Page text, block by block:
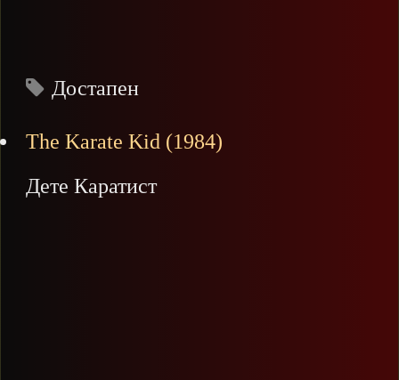
Достапен
The Karate Kid (1984)
Дете Каратист